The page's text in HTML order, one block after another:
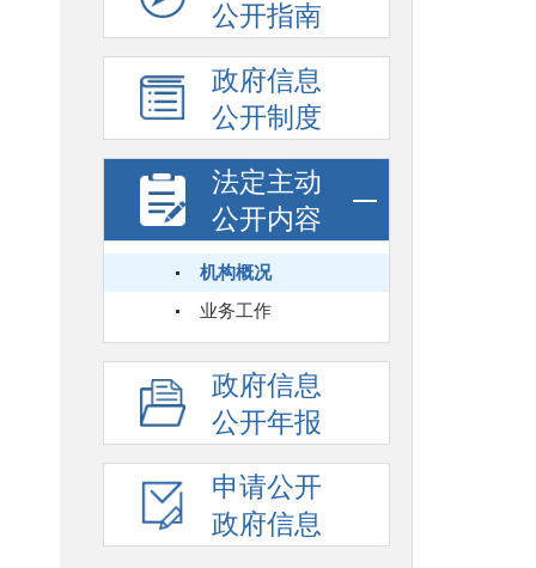
公开指南
政府信息
公开制度
法定主动
公开内容
机构概况
业务工作
政府信息
公开年报
申请公开
政府信息